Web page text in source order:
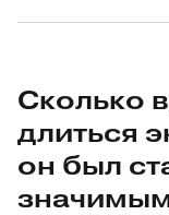
Сколько
длиться
он был